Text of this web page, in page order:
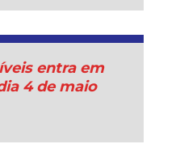
entra em
4 de maio